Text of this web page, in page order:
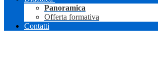
Panoramica
Offerta formativa
Contatti